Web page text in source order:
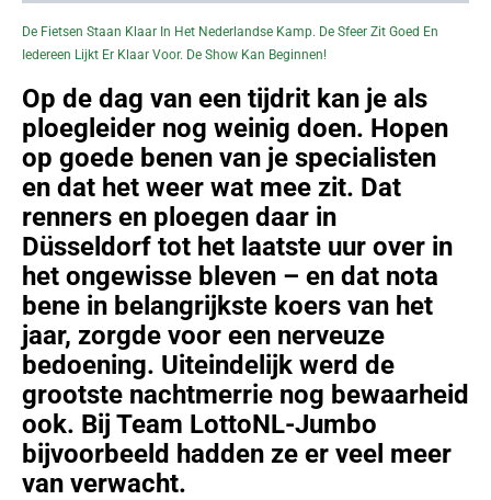
De Fietsen Staan Klaar In Het Nederlandse Kamp. De Sfeer Zit Goed En
Iedereen Lijkt Er Klaar Voor. De Show Kan Beginnen!
Op de dag van een tijdrit kan je als
ploegleider nog weinig doen. Hopen
op goede benen van je specialisten
en dat het weer wat mee zit. Dat
renners en ploegen daar in
Düsseldorf tot het laatste uur over in
het ongewisse bleven – en dat nota
bene in belangrijkste koers van het
jaar, zorgde voor een nerveuze
bedoening. Uiteindelijk werd de
grootste nachtmerrie nog bewaarheid
ook. Bij Team LottoNL-Jumbo
bijvoorbeeld hadden ze er veel meer
van verwacht.